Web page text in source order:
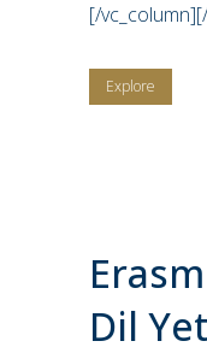
[/
Explore
Dil